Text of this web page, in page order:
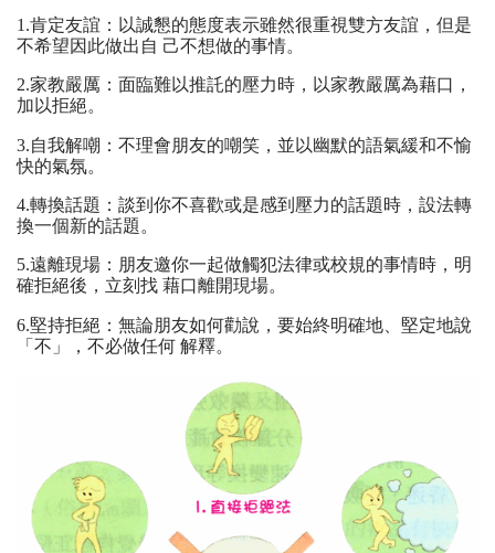
1.肯定友誼：以誠懇的態度表示雖然很重視雙方友誼，但是
不希望因此做出自 己不想做的事情。
2.家教嚴厲：面臨難以推託的壓力時，以家教嚴厲為藉口，
加以拒絕。
3.自我解嘲：不理會朋友的嘲笑，並以幽默的語氣緩和不愉
快的氣氛。
4.轉換話題：談到你不喜歡或是感到壓力的話題時，設法轉
換一個新的話題。
5.遠離現場：朋友邀你一起做觸犯法律或校規的事情時，明
確拒絕後，立刻找 藉口離開現場。
6.堅持拒絕：無論朋友如何勸說，要始終明確地、堅定地說
「不」，不必做任何 解釋。